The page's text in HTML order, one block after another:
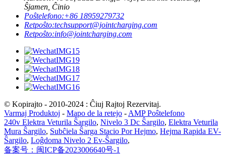
Ŝjamen, Ĉinio
Poŝtelefono:+86 18959279732
Retpoŝto:techsupport@jointcharging.com
Retpoŝto:info@jointcharging.com
© Kopirajto - 2010-2024 : Ĉiuj Rajtoj Rezervitaj.
Varmaj Produktoj - Mapo de la retejo - AMP Poŝtelefono
240v Elektra Veturila Ŝargilo, Nivelo 3 Dc Ŝargilo, Elektra Veturila
Mura Ŝargilo, Subĉiela Ŝarga Stacio Por Hejmo, Hejma Rapida EV-
Ŝargilo, Loĝdoma Nivelo 2 Ev-Ŝargilo,
备案号：闽ICP备2023006640号-1